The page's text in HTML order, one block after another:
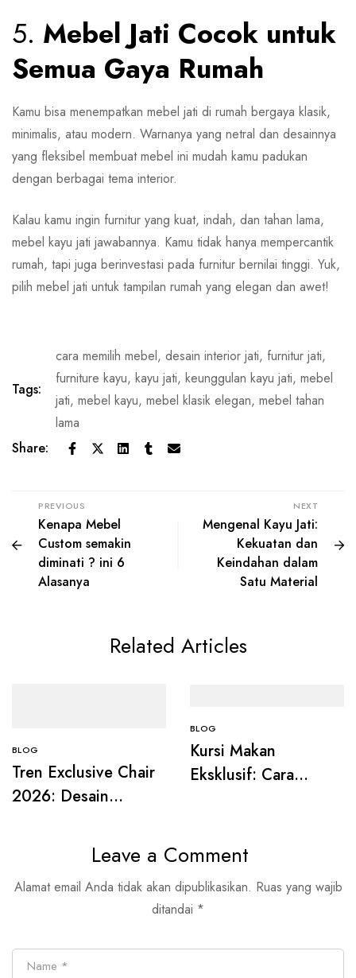
5. Mebel Jati Cocok untuk
Semua Gaya Rumah
Kamu bisa menempatkan mebel jati di rumah bergaya klasik,
minimalis, atau modern. Warnanya yang netral dan desainnya
yang fleksibel membuat mebel ini mudah kamu padukan
dengan berbagai tema interior.
Kalau kamu ingin furnitur yang kuat, indah, dan tahan lama,
mebel kayu jati jawabannya. Kamu tidak hanya mempercantik
rumah, tapi juga berinvestasi pada furnitur bernilai tinggi. Yuk,
pilih mebel jati untuk tampilan rumah yang elegan dan awet!
Tags:
cara memilih mebel, desain interior jati, furnitur jati,
furniture kayu, kayu jati, keunggulan kayu jati, mebel
jati, mebel kayu, mebel klasik elegan, mebel tahan
lama
Share:
PREVIOUS
Kenapa Mebel
Custom semakin
diminati ? ini 6
Alasanya
NEXT
Mengenal Kayu Jati:
Kekuatan dan
Keindahan dalam
Satu Material
Related Articles
BLOG
Tren Exclusive Chair
2026: Desain
dan Timeless
BLOG
Kursi Makan
Eksklusif: Cara
Mewah
Leave a Comment
Alamat email Anda tidak akan dipublikasikan. Ruas yang wajib
ditandai *